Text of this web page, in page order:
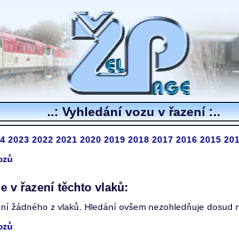
..: Vyhledání vozu v řazení :..
2023 2022 2021 2020 2019 2018 2017 2016 2015
v řazení těchto vlaků:
žádného z vlaků. Hledání ovšem nezohledňuje dosud